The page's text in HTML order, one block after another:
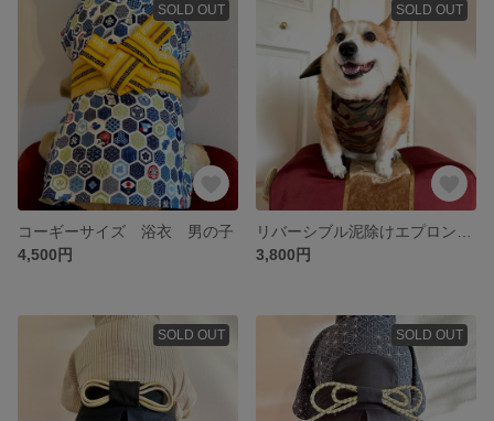
SOLD OUT
コーギーサイズ 浴衣 男の子
4,500円
SOLD OUT
3,800円
SOLD OUT SOLD OUT